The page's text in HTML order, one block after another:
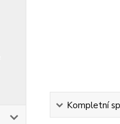
Kompletní